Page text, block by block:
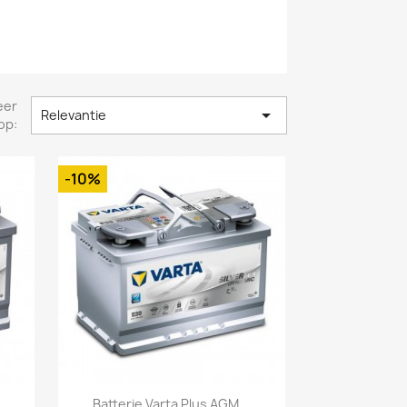
Relevantie 
Batterie Varta Plus AGM...
-10%
Snel bekijken